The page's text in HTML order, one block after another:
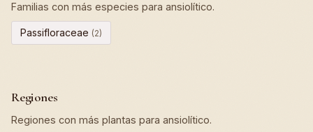
Familias con más especies para ansiolítico.
Passifloraceae (2)
Regiones
Regiones con más plantas para ansiolítico.